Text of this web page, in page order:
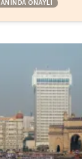
ANINDA ONAYLI